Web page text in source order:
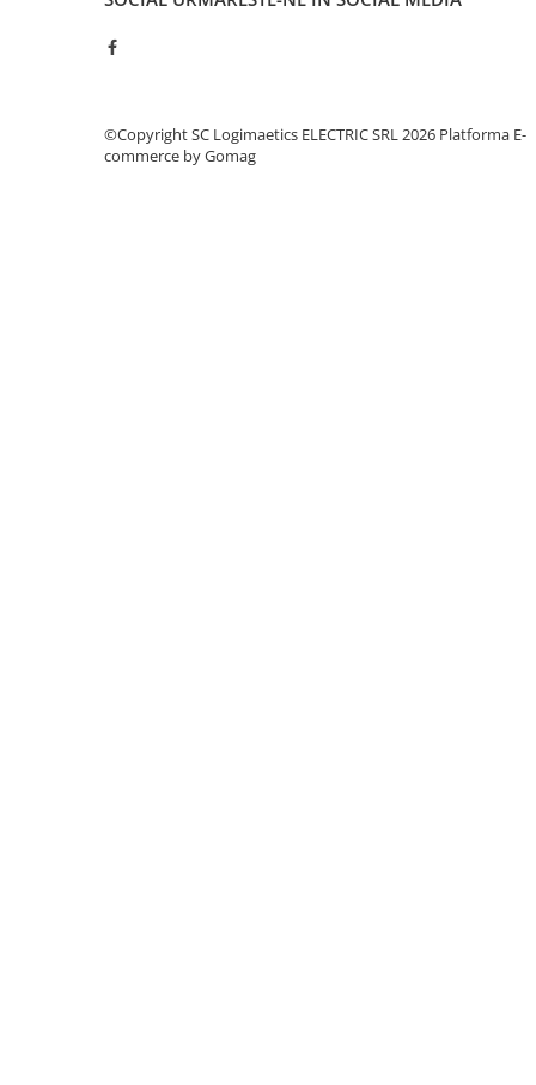
Fuzibili tip MPR©Copyright SC Logimaetics ELECTRIC SRL 2026 Platforma E-
commerce by Gomag